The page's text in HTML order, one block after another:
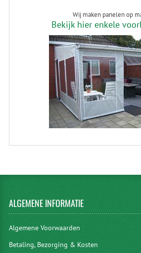
Wij maken panelen op
Bekijk hier enkele
ALGEMENEINFORMATIE
Algemene Voorwaarden
Betaling, Bezorging & Kosten